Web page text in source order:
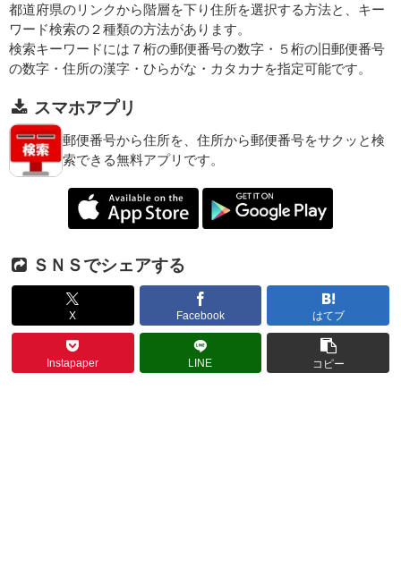
都道府県のリンクから階層を下り住所を選択する方法と、キー
ワード検索の２種類の方法があります。
検索キーワードには７桁の郵便番号の数字・５桁の旧郵便番号
の数字・住所の漢字・ひらがな・カタカナを指定可能です。
スマホアプリ
郵便番号から住所を、住所から郵便番号をサクッと検
索できる無料アプリです。
ＳＮＳでシェアする
X Facebook はてブ
Instapaper LINE コピー